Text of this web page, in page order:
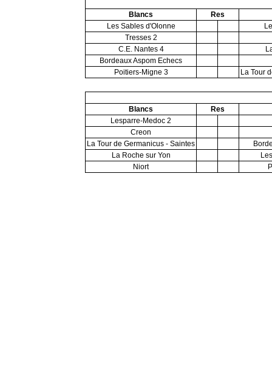
Blancs
Res
Les Sables d'Olonne
Tresses 2
C.E. Nantes 4
Bordeaux Aspom Echecs
Poitiers-Migne 3
La Tour
Blancs
Res
Lesparre-Medoc 2
Creon
La Tour de Germanicus - Saintes
La Roche sur Yon
Niort